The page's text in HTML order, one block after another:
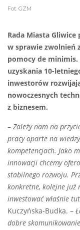
Fot. GZM
Rada Miasta Gliwice
w sprawie zwolnień
pomocy de minimis.
uzyskania 10-
inwestorów
nowoczesnych
z biznesem.
– Zależy nam na
pracy oparte na
kompetencjach. Jako
innowacji chcemy
stabilnego rozwoju.
konkretne, kolejne już
inwestować właśnie
Kuczyńska-Budka. –
dobre